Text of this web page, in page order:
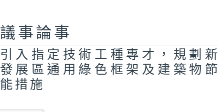
香港氣候行動藍圖
2050，增加自資
私營學生宿舍供應
議事論事
引入指定技術工種專才，規劃新
發展區通用綠色框架及建築物節
能措施